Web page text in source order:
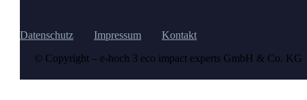
Datenschutz Impressum
Kontakt
© Copyright – e-hoch 3 eco impact experts GmbH & Co. KG